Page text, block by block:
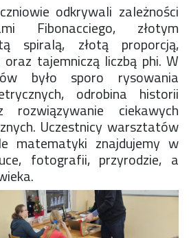
odkrywali zależności
Fibonacciego, złotym
spiralą, złotą proporcją,
tajemniczą liczbą phi. W
było sporo rysowania
odrobina historii
rozwiązywanie ciekawych
Uczestnicy warsztatów
matematyki znajdujemy w
fotografii, przyrodzie, a